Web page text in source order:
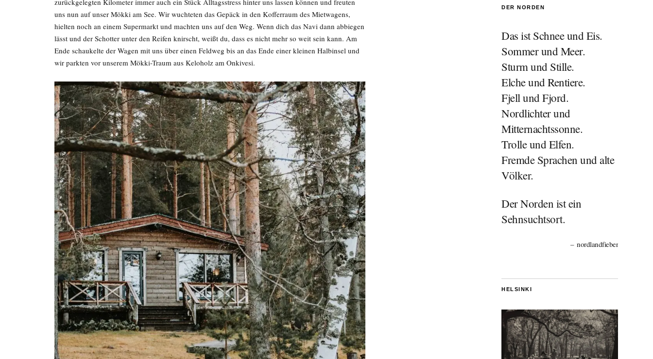
uns nun auf unser Mökki am See. Wir wuchteten das Gepäck in den Kofferraum des Mietwagens,
hielten noch an einem Supermarkt und machten uns auf den Weg. Wenn dich das Navi dann abbiegen
lässt und der Schotter unter den Reifen knirscht, weißt du, dass es nicht mehr so weit sein kann. Am
Ende schaukelte der Wagen mit uns über einen Feldweg bis an das Ende einer kleinen Halbinsel und
wir parkten vor unserem Mökki-Traum aus Keloholz am Onkivesi.
DER NORDEN
Das ist Schnee und Eis.
Sommer und Meer.
Sturm und Stille.
Elche und Rentiere.
Fjell und Fjord.
Nordlichter und
Mitternachtssonne.
Trolle und Elfen.
Fremde Sprachen und alte
Völker.
Der Norden ist ein
Sehnsuchtsort.
nordlandfieber
HELSINKI